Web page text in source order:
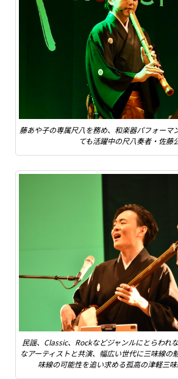
藤あや子の専属尺八を務め、和楽器パフォーマ
ても活躍中の尺八奏者・佐藤
民謡、Classic、Rockなどジャンルにとらわれ
なアーティストと共演、幅広い世代に三味線の
味線の可能性を追い求める孤高の津軽三味